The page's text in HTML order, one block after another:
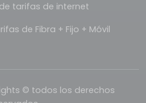
tarifas de internet
de Fibra + Fijo + Móvil
© todos los derechos